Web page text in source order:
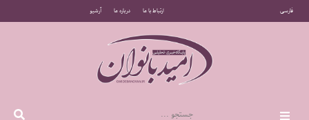
فارسی ارتباط با ما درباره ما آرشیو